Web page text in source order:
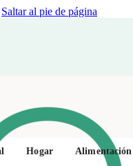
Saltar al pie de página
Hogar Alimentación